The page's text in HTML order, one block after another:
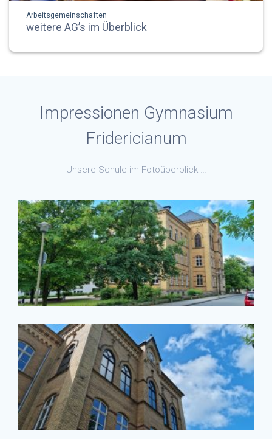
Arbeitsgemeinschaften
weitere AG’s im Überblick
Impressionen Gymnasium
Fridericianum
Unsere Schule im Fotoüberblick …